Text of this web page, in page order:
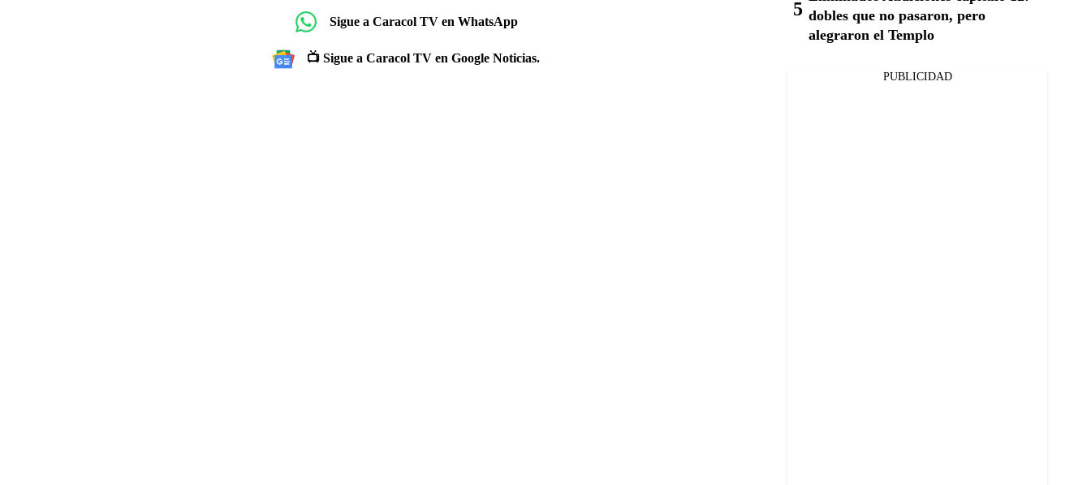
Sigue a Caracol TV en WhatsApp
📺 Sigue a Caracol TV en Google Noticias.
dobles que no pasaron, pero
alegraron el Templo
PUBLICIDAD